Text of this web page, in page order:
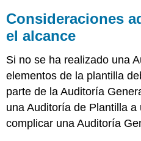
Consideraciones
el alcance
Si no se ha realizado una
elementos de la plantilla
parte de la Auditoría
una Auditoría de Plantilla
complicar una Auditoría